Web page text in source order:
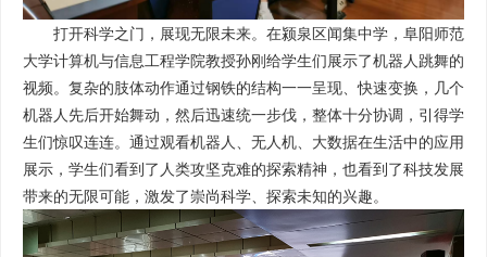
打开科学之门，展现无限未来。在颍泉区闻集中学，阜阳师范
大学计算机与信息工程学院教授孙刚给学生们展示了机器人跳舞的
视频。复杂的肢体动作通过钢铁的结构一一呈现、快速变换，几个
机器人先后开始舞动，然后迅速统一步伐，整体十分协调，引得学
生们惊叹连连。通过观看机器人、无人机、大数据在生活中的应用
展示，学生们看到了人类攻坚克难的探索精神，也看到了科技发展
带来的无限可能，激发了崇尚科学、探索未知的兴趣。